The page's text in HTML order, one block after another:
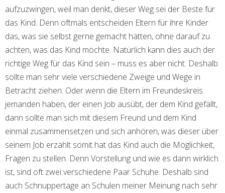
aufzuzwingen, weil man denkt, dieser Weg sei der Beste für
das Kind. Denn oftmals entscheiden Eltern für ihre Kinder
das, was sie selbst gerne gemacht hätten, ohne darauf zu
achten, was das Kind möchte. Natürlich kann dies auch der
richtige Weg für das Kind sein ­– muss es aber nicht. Deshalb
sollte man sehr viele verschiedene Zweige und Wege in
Betracht ziehen. Oder wenn die Eltern im Freundeskreis
jemanden haben, der einen Job ausübt, der dem Kind gefällt,
dann sollte man sich mit diesem Freund und dem Kind
einmal zusammensetzen und sich anhören, was dieser über
seinem Job erzählt somit hat das Kind auch die Möglichkeit,
Fragen zu stellen. Denn Vorstellung und wie es dann wirklich
ist, sind oft zwei verschiedene Paar Schuhe. Deshalb sind
auch Schnuppertage an Schulen meiner Meinung nach sehr